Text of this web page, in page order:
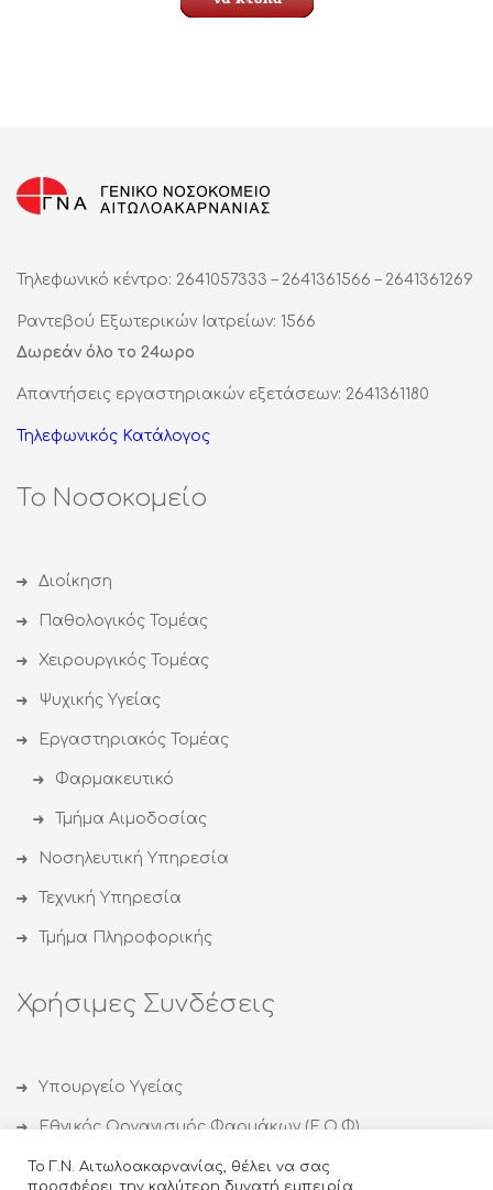
Τηλεφωνικό κέντρο: 2641057333 – 2641361566 – 2641361269
Ραντεβού Εξωτερικών Ιατρείων: 1566
Δωρεάν όλο το 24ωρο
Απαντήσεις εργαστηριακών εξετάσεων: 2641361180
Τηλεφωνικός Κατάλογος
Το Νοσοκομείο
Διοίκηση
Παθολογικός Τομέας
Χειρουργικός Τομέας
Ψυχικής Υγείας
Εργαστηριακός Τομέας
Φαρμακευτικό
Τμήμα Αιμοδοσίας
Νοσηλευτική Υπηρεσία
Τεχνική Υπηρεσία
Τμήμα Πληροφορικής
Χρήσιμες Συνδέσεις
Υπουργείο Υγείας
Εθνικός Οργανισμός Φαρμάκων (Ε.Ο.Φ)
Εθνικός Οργανισμός Δημόσιας Υγείας (ΕΟΔΥ)
Το Γ.Ν. Αιτωλοακαρνανίας, θέλει να σας
προσφέρει την καλύτερη δυνατή εμπειρία